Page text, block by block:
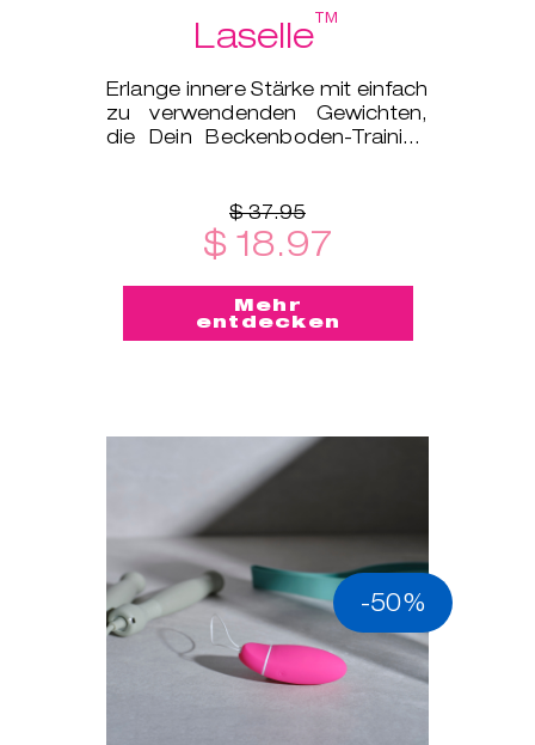
Laselle™
Erlange innere Stärke mit einfach
zu verwendenden Gewichten,
die Dein Beckenboden-Training
$ 37.95
$ 18.97
Mehr
entdecken
-50%